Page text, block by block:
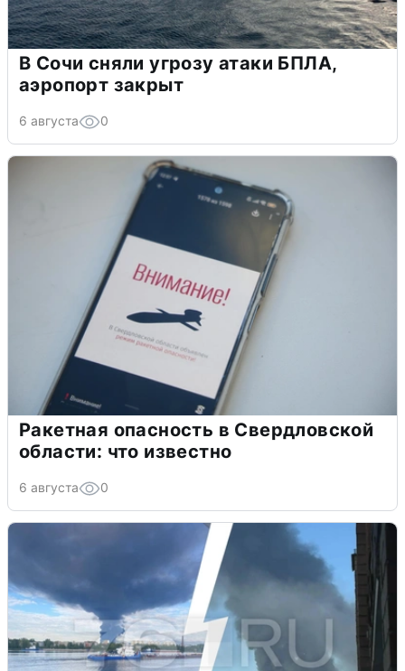
В Сочи сняли угрозу атаки БПЛА,
аэропорт закрыт
6 августа 0
Ракетная опасность в Свердловской
области: что известно
6 августа 0